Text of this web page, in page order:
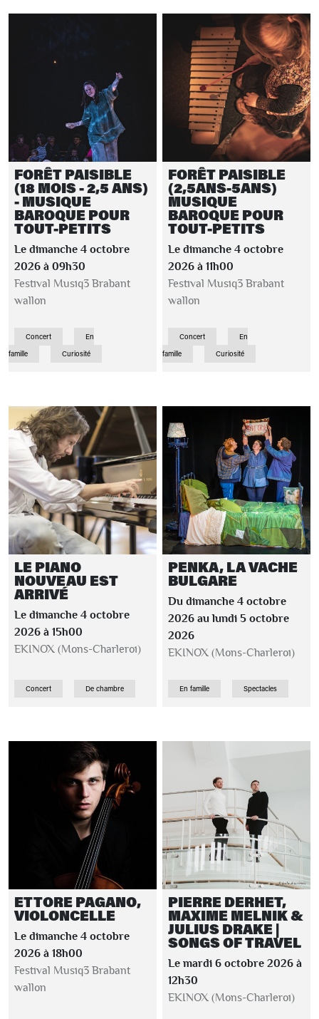
FORÊT PAISIBLE
(18 MOIS - 2,5 ANS)
- MUSIQUE
BAROQUE POUR
TOUT-PETITS
Le dimanche 4 octobre
2026 à 09h30
Festival Musiq3 Brabant
wallon
Concert
En
famille
Curiosité
FORÊT PAISIBLE
(2,5ANS-5ANS)
MUSIQUE
BAROQUE POUR
TOUT-PETITS
Le dimanche 4 octobre
2026 à 11h00
Festival Musiq3 Brabant
wallon
Concert
En
famille
Curiosité
LE PIANO
NOUVEAU EST
ARRIVÉ
Le dimanche 4 octobre
2026 à 15h00
EKINOX (Mons-Charleroi)
Concert De chambre
PENKA, LA VACHE
BULGARE
Du dimanche 4 octobre
2026 au lundi 5 octobre
2026
EKINOX (Mons-Charleroi)
En famille Spectacles
ETTORE PAGANO,
VIOLONCELLE
Le dimanche 4 octobre
2026 à 18h00
Festival Musiq3 Brabant
wallon
PIERRE DERHET,
MAXIME MELNIK &
JULIUS DRAKE |
SONGS OF TRAVEL
Le mardi 6 octobre 2026 à
12h30
EKINOX (Mons-Charleroi)